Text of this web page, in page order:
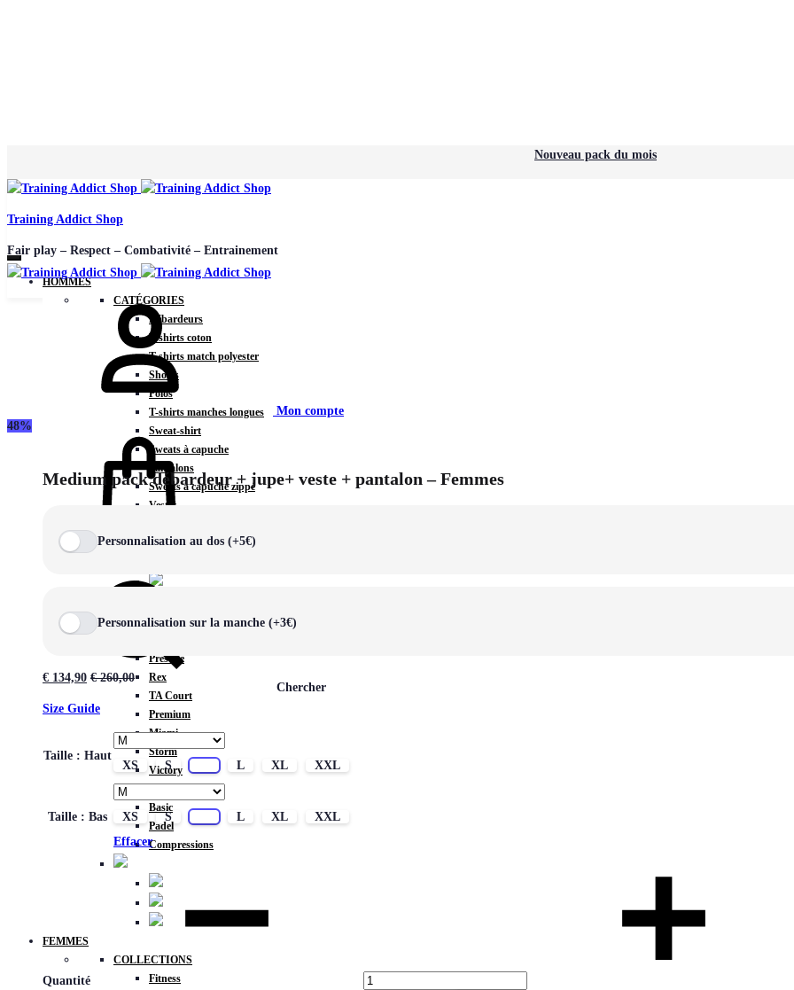
Nouveau pack du mois
Training Addict Shop
Fair play – Respect – Combativité – Entrainement
HOMMES
CATÉGORIES
Débardeurs
T-shirts coton
T-shirts match polyester
Shorts
Polos
T-shirts manches longues
Sweat-shirt
Sweats à capuche
Pantalons
Sweats à capuche zippé
Vestes
Prestige
Rex
TA Court
Premium
Miami
Storm
Victory
Basic
Padel
Compressions
FEMMES
COLLECTIONS
Fitness
Mon compte
Chercher
48%
Medium pack débardeur + jupe+ veste + pantalon – Femmes
Personnalisation au dos (+5€)
Personnalisation sur la manche (+3€)
€ 134,90 €260,00
Size Guide
Taille : Haut
XS S L XL XXL
Taille : Bas XS S L XL
XXL
Effacer
Quantité